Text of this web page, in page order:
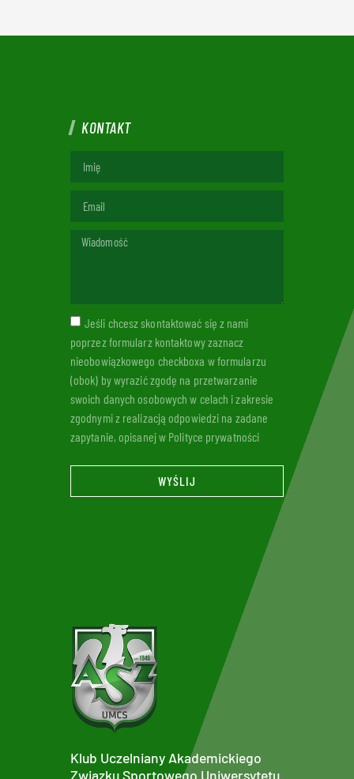
KONTAKT
Jeśli chcesz skontaktować się z nami
poprzez formularz kontaktowy zaznacz
nieobowiązkowego checkboxa w formularzu
(obok) by wyrazić zgodę na przetwarzanie
swoich danych osobowych w celach i zakresie
zgodnymi z realizacją odpowiedzi na zadane
zapytanie, opisanej w Polityce prywatności
WYŚLIJ
Klub Uczelniany Akademickiego
Związku Sportowego Uniwersytetu